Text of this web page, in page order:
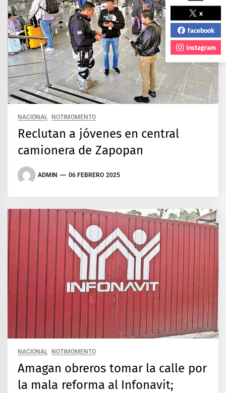
NACIONAL NOTIMOMENTO
Reclutan a jóvenes en central
camionera de Zapopan
ADMIN 06 FEBRERO 2025
NACIONAL NOTIMOMENTO
Amagan obreros tomar la calle por
la mala reforma al Infonavit;
x
facebook
instagram